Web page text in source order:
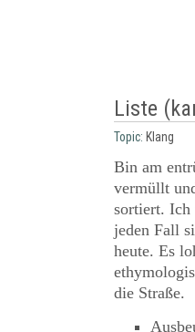
Liste
Topic: Klang
Bin am
vermüllt
sortiert. Ich
jeden Fall
heute. Es
die Straße.